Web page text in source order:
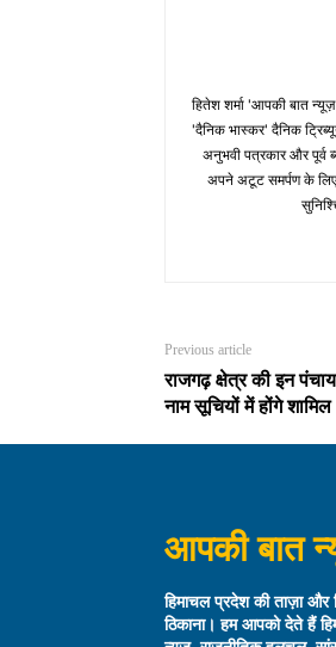
हितेश शर्मा 'आपकी बात
'दैनिक भास्कर' दैनिक
अनुभवी पत्रकार और पूर्व
अपने अटूट समर्पण के लिए
Previous article
राजगढ़ क्षेत्र की इन
नाम सूचियों में होंगे
आपकी बात
हिमाचल प्रदेश की ताज़ा और
ठिकाना। हम आपको देते हैं